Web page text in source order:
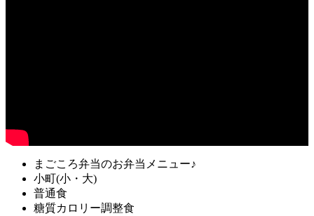
まごころ弁当のお弁当メニュー♪
小町(小・大)
普通食
糖質カロリー調整食